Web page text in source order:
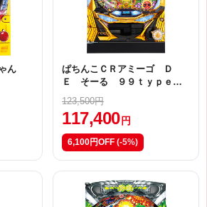
ん
ぱちんこＣＲアミーゴ Ｄ
Ｅ そーる ９９ｔｙｐｅ
123,500円
117,400 円
6,100円OFF (-5%)